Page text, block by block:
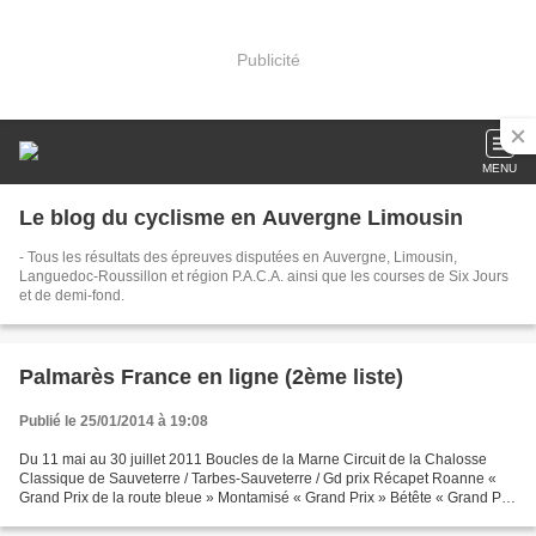
Publicité
MENU
Le blog du cyclisme en Auvergne Limousin
- Tous les résultats des épreuves disputées en Auvergne, Limousin,
Languedoc-Roussillon et région P.A.C.A. ainsi que les courses de Six Jours
et de demi-fond.
Palmarès France en ligne (2ème liste)
Publié le 25/01/2014 à 19:08
Du 11 mai au 30 juillet 2011 Boucles de la Marne Circuit de la Chalosse
Classique de Sauveterre / Tarbes-Sauveterre / Gd prix Récapet Roanne «
Grand Prix de la route bleue » Montamisé « Grand Prix » Bétête « Grand Prix